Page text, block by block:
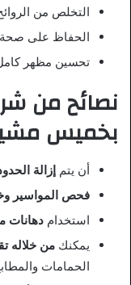
التخلص من
الحفاظ على صحة
تحسين مظهر
نصائح من
بخميس
أن يتم إزالة
فحص المواسير
استخدام دهانات
يمكنك من خلاله
الحمامات